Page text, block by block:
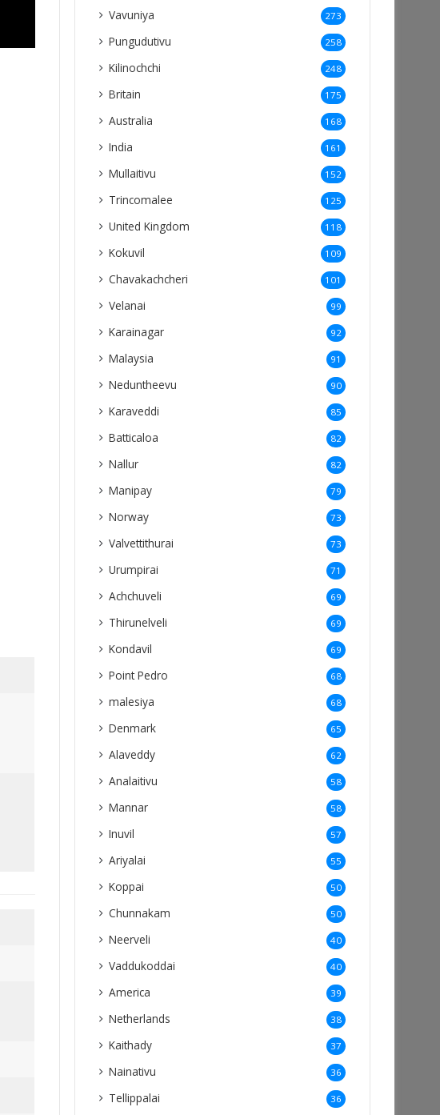
Vavuniya 273
Pungudutivu 258
Kilinochchi 248
Britain 175
Australia 168
India 161
Mullaitivu 152
Trincomalee 125
United Kingdom 118
Kokuvil 109
Chavakachcheri 101
Velanai 99
Karainagar 92
Malaysia 91
Neduntheevu 90
Karaveddi 85
Batticaloa 82
Nallur 82
Manipay 79
Norway 73
Valvettithurai 73
Urumpirai 71
Achchuveli 69
Thirunelveli 69
Kondavil 69
Point Pedro 68
malesiya 68
Denmark 65
Alaveddy 62
Analaitivu 58
Mannar 58
Inuvil 57
Ariyalai 55
Koppai 50
Chunnakam 50
Neerveli 40
Vaddukoddai 40
America 39
Netherlands 38
Kaithady 37
Nainativu 36
Tellippalai 36